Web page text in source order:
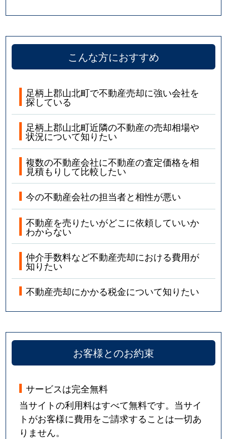
こんな方におすすめ
足柄上郡山北町で不動産売却に強い会社を
探している
足柄上郡山北町近隣の不動産の売却相場や
状況について知りたい
複数の不動産会社に不動産の査定価格を相
見積もりして比較したい
今の不動産会社の担当者と相性が悪い
不動産を売りたいがどこに依頼していいか
わからない
仲介手数料など不動産売却における費用が
知りたい
不動産売却にかかる税金について知りたい
お客様とのお約束
サービスは完全無料
当サイトの利用料はすべて無料です。当サイ
トがお客様に費用をご請求することは一切あ
りません。